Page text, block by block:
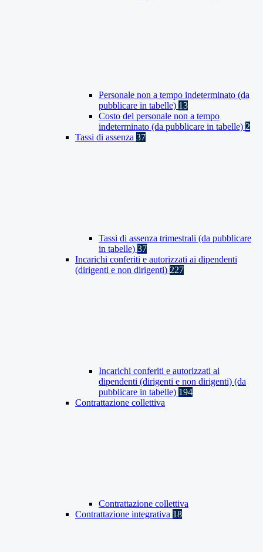
Personale non a tempo indeterminato (da
pubblicare in tabelle) 13
Costo del personale non a tempo
indeterminato (da pubblicare in tabelle) 2
Tassi di assenza 37
Tassi di assenza trimestrali (da pubblicare
in tabelle) 37
Incarichi conferiti e autorizzati ai dipendenti
(dirigenti e non dirigenti) 227
Incarichi conferiti e autorizzati ai
dipendenti (dirigenti e non dirigenti) (da
pubblicare in tabelle) 194
Contrattazione collettiva
Contrattazione collettiva
Contrattazione integrativa 18